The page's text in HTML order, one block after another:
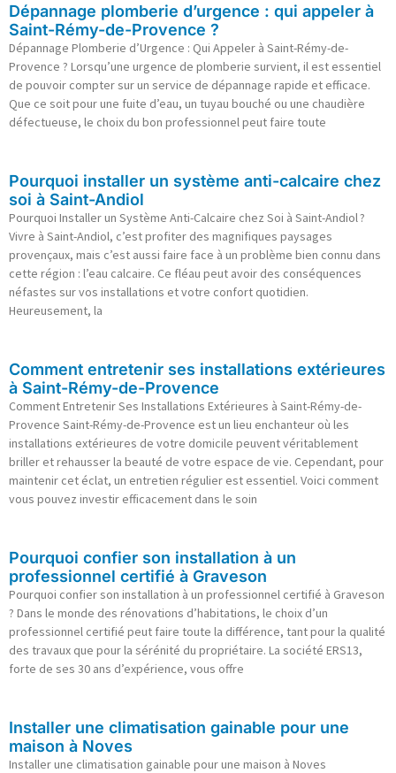
Dépannage plomberie d’urgence : qui appeler à
Saint-Rémy-de-Provence ?
Dépannage Plomberie d’Urgence : Qui Appeler à Saint-Rémy-de-
Provence ? Lorsqu’une urgence de plomberie survient, il est essentiel
de pouvoir compter sur un service de dépannage rapide et efficace.
Que ce soit pour une fuite d’eau, un tuyau bouché ou une chaudière
défectueuse, le choix du bon professionnel peut faire toute
Pourquoi installer un système anti-calcaire chez
soi à Saint-Andiol
Pourquoi Installer un Système Anti-Calcaire chez Soi à Saint-Andiol ?
Vivre à Saint-Andiol, c’est profiter des magnifiques paysages
provençaux, mais c’est aussi faire face à un problème bien connu dans
cette région : l’eau calcaire. Ce fléau peut avoir des conséquences
néfastes sur vos installations et votre confort quotidien.
Heureusement, la
Comment entretenir ses installations extérieures
à Saint-Rémy-de-Provence
Comment Entretenir Ses Installations Extérieures à Saint-Rémy-de-
Provence Saint-Rémy-de-Provence est un lieu enchanteur où les
installations extérieures de votre domicile peuvent véritablement
briller et rehausser la beauté de votre espace de vie. Cependant, pour
maintenir cet éclat, un entretien régulier est essentiel. Voici comment
vous pouvez investir efficacement dans le soin
Pourquoi confier son installation à un
professionnel certifié à Graveson
Pourquoi confier son installation à un professionnel certifié à Graveson
? Dans le monde des rénovations d’habitations, le choix d’un
professionnel certifié peut faire toute la différence, tant pour la qualité
des travaux que pour la sérénité du propriétaire. La société ERS13,
forte de ses 30 ans d’expérience, vous offre
Installer une climatisation gainable pour une
maison à Noves
Installer une climatisation gainable pour une maison à Noves